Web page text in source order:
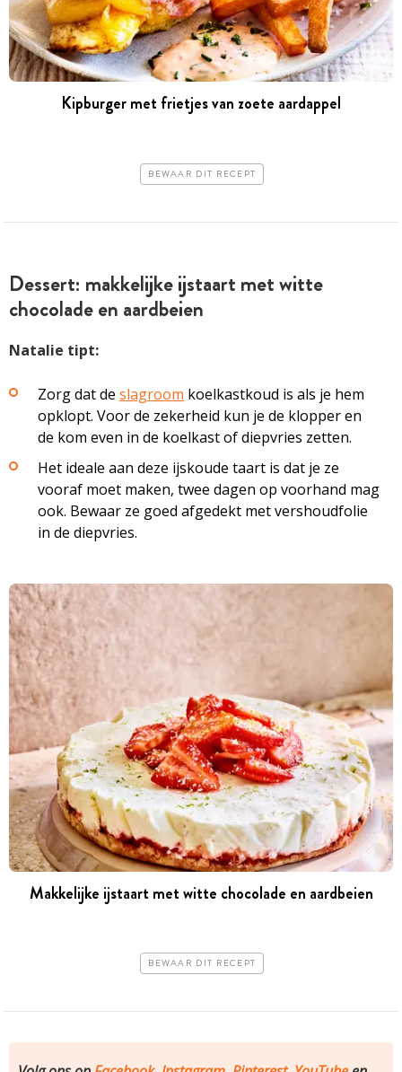
Kipburger met frietjes van zoete aardappel
BEWAAR DIT RECEPT
Dessert: makkelijke ijstaart met witte
chocolade en aardbeien
Natalie tipt:
Zorg dat de slagroom koelkastkoud is als je hem
opklopt. Voor de zekerheid kun je de klopper en
de kom even in de koelkast of diepvries zetten.
Het ideale aan deze ijskoude taart is dat je ze
vooraf moet maken, twee dagen op voorhand mag
ook. Bewaar ze goed ­af­gedekt met vershoudfolie
in de diepvries.
Makkelijke ijstaart met witte chocolade en aardbeien
BEWAAR DIT RECEPT